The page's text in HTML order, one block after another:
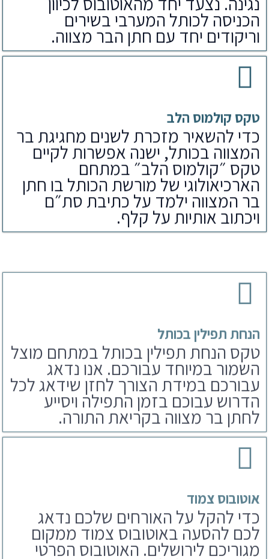
הכניסה לכותל המערבי בשירים
וריקודים יחד עם חתן הבר מצווה.
טקס קולמוס הלב
כדי להשאיר מזכרת לשנים מחגיגת בר
המצווה בכותל, ישנה אפשרות לקיים
טקס ״קולמוס הלב״ במתחם
הארכיאולוגי של מורשת הכותל בו חתן
בר המצווה ילמד על כתיבת סת״ם
ויכתוב אותיות על קלף.
הנחת תפילין בכותל
השמור במיוחד עבורכם. אנו נדאג
עבורכם במידת הצורך לחזן שידאג לכל
הדרוש עבוכם בזמן התפילה ויסייע
לחתן בר מצווה בקריאת התורה.
אוטובוס צמוד
לכם להסעה באוטובוס צמוד ממקום
מגוריכם לירושלים. האוטובוס הפרטי
ילווה אתכם לכל אורך היום ויחזיר את
האורחים שלכם בסיום האירוע.